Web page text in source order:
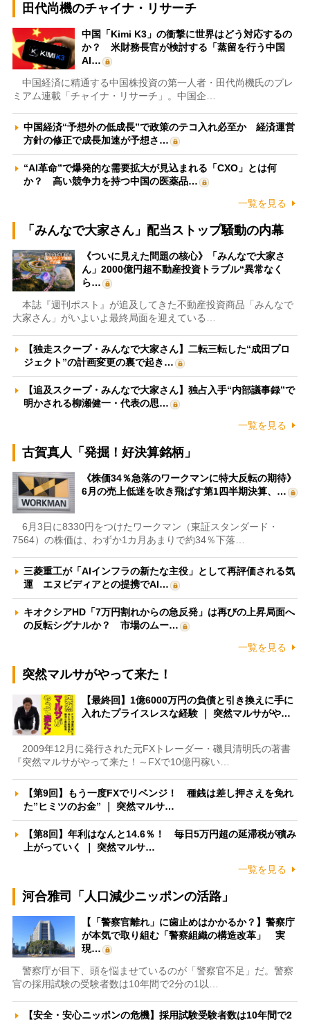
田代尚機のチャイナ・リサーチ
中国「Kimi K3」の衝撃に世界はどう対応するの
か？ 米財務長官が検討する「蒸留を行う中国
AI…
中国経済に精通する中国株投資の第一人者・田代尚機氏のプレ
ミアム連載「チャイナ・リサーチ」。中国企…
中国経済“予想外の低成長”で政策のテコ入れ必至か 経済運営
方針の修正で成長加速が予想さ…
“AI革命”で爆発的な需要拡大が見込まれる「CXO」とは何
か？ 高い競争力を持つ中国の医薬品…
一覧を見る
「みんなで大家さん」配当ストップ騒動の内幕
《ついに見えた問題の核心》「みんなで大家さ
ん」2000億円超不動産投資トラブル“異常なく
ら…
本誌『週刊ポスト』が追及してきた不動産投資商品「みんなで
大家さん」がいよいよ最終局面を迎えている…
【独走スクープ・みんなで大家さん】二転三転した“成田プロ
ジェクト”の計画変更の裏で起き…
【追及スクープ・みんなで大家さん】独占入手“内部議事録”で
明かされる柳瀬健一・代表の思…
一覧を見る
古賀真人「発掘！好決算銘柄」
《株価34％急落のワークマンに特大反転の期待》
6月の売上低迷を吹き飛ばす第1四半期決算、…
6月3日に8330円をつけたワークマン（東証スタンダード・
7564）の株価は、わずか1カ月あまりで約34％下落…
三菱重工が「AIインフラの新たな主役」として再評価される気
運 エヌビディアとの提携でAI…
キオクシアHD「7万円割れからの急反発」は再びの上昇局面へ
の反転シグナルか？ 市場のムー…
一覧を見る
突然マルサがやって来た！
【最終回】1億6000万円の負債と引き換えに手に
入れたプライスレスな経験 ｜ 突然マルサがや…
2009年12月に発行された元FXトレーダー・磯貝清明氏の著書
『突然マルサがやって来た！～FXで10億円稼い…
【第9回】もう一度FXでリベンジ！ 種銭は差し押さえを免れ
た”ヒミツのお金” ｜ 突然マルサ…
【第8回】年利はなんと14.6％！ 毎日5万円超の延滞税が積み
上がっていく ｜ 突然マルサ…
一覧を見る
河合雅司「人口減少ニッポンの活路」
【「警察官離れ」に歯止めはかかるか？】警察庁
が本気で取り組む「警察組織の構造改革」 実
現…
警察庁が目下、頭を悩ませているのが「警察官不足」だ。警察
官の採用試験の受験者数は10年間で2分の1以…
【安全・安心ニッポンの危機】採用試験受験者数は10年間で2